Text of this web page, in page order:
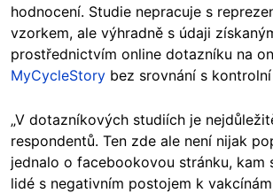
hodnocení. Studie nepracuje s
vzorkem, ale výhradně s údaji
prostřednictvím online dotazníku na
MyCycleStory bez srovnání s
„V dotazníkových studiích je
respondentů. Ten zde ale není nijak
jednalo o facebookovou stránku, kam
lidé s negativním postojem k